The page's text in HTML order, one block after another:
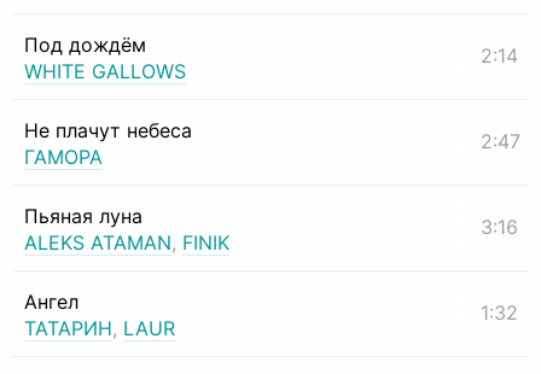
Под дождём
WHITE GALLOWS
2:14
Не плачут небеса
ГАМОРА
2:47
Пьяная луна
ALEKS ATAMAN, FINIK
3:16
Ангел
ТАТАРИН, LAUR
1:32